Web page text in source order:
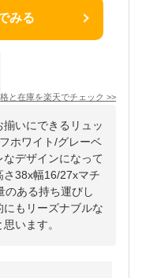
みる
と在庫を楽天でチェック >>
いにできるリュッ
ホワイト/グレーベ
デザインになって
さ38x幅16/27xマチ
のある持ち運びし
もリーズナブルな
います。